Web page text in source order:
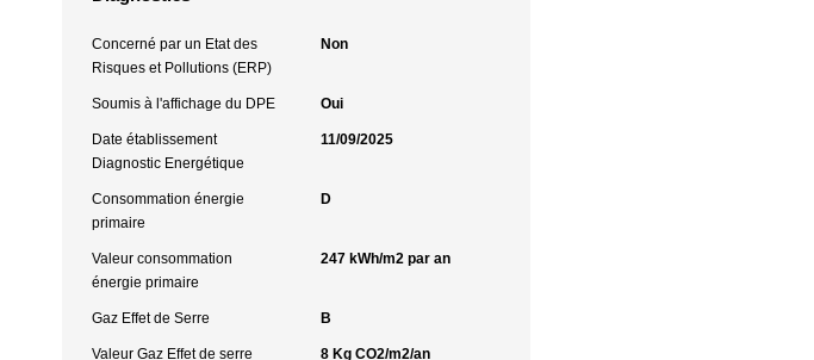
Concerné par un Etat des
Risques et Pollutions (ERP)
Non
Soumis à l'affichage du DPE Oui
Date établissement
Diagnostic Energétique
11/09/2025
Consommation énergie
primaire
D
Valeur consommation
énergie primaire
247 kWh/m2 par an
Gaz Effet de Serre B
Valeur Gaz Effet de serre 8 Kg CO2/m2/an